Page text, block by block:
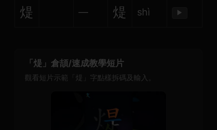
煶 — 煶 shì ▶
「煶」倉頡/速成教學短片
觀看短片示範「煶」字點樣拆碼及輸入。